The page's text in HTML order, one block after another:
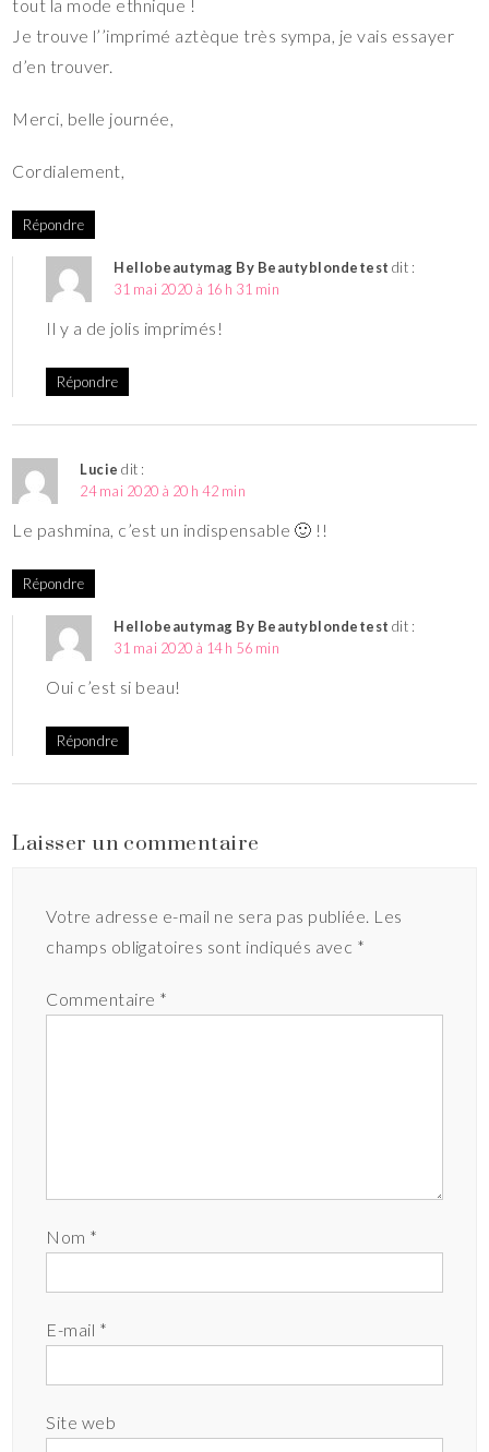
tout la mode ethnique !
Je trouve l’’imprimé aztèque très sympa, je vais essayer
d’en trouver.
Merci, belle journée,
Cordialement,
Répondre
Hellobeautymag By Beautyblondetest dit :
31 mai 2020 à 16 h 31 min
Il y a de jolis imprimés!
Répondre
Lucie dit :
24 mai 2020 à 20 h 42 min
Le pashmina, c’est un indispensable 🙂 !!
Répondre
Hellobeautymag By Beautyblondetest dit :
31 mai 2020 à 14 h 56 min
Oui c’est si beau!
Répondre
Laisser un commentaire
Votre adresse e-mail ne sera pas publiée. Les
champs obligatoires sont indiqués avec *
Commentaire *
Nom *
E-mail *
Site web